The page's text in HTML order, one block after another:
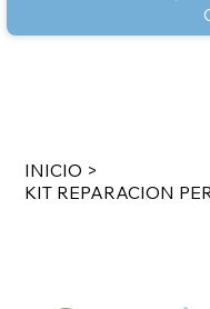
INICIO >
KIT REPARACION